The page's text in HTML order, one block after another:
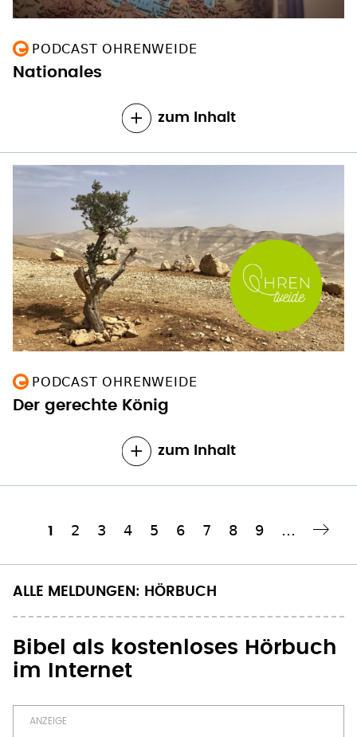
PODCAST OHRENWEIDE
Nationales
zum Inhalt
PODCAST OHRENWEIDE
Der gerechte König
zum Inhalt
Aktuelle
1 Seite
2 Seite
3 Seite
4 Seite
5 Seite
6 Seite
7 Seite
8 Seite
9 …
Nächste Seite
ALLE MELDUNGEN: HÖRBUCH
Bibel als kostenloses Hörbuch
im Internet